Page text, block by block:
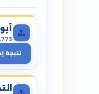
8,773
نتيجة